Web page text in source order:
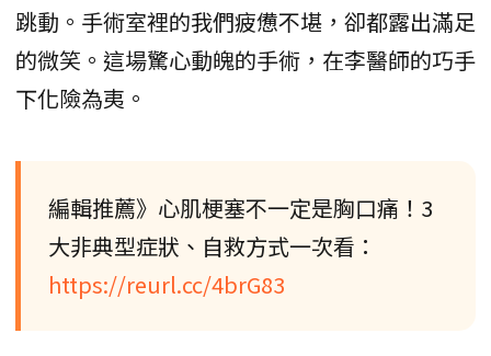
跳動。手術室裡的我們疲憊不堪，卻都露出滿足
的微笑。這場驚心動魄的手術，在李醫師的巧手
下化險為夷。
編輯推薦》心肌梗塞不一定是胸口痛！3
大非典型症狀、自救方式一次看：
https://reurl.cc/4brG83